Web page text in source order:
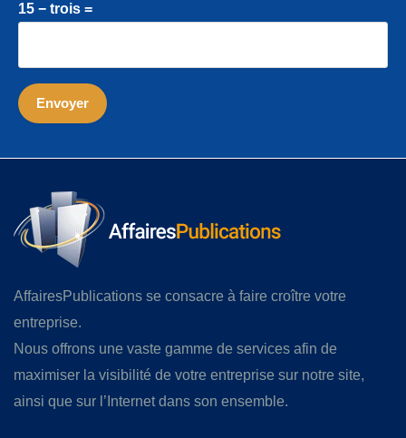
15 − trois =
AffairesPublications se consacre à faire croître votre
entreprise.
Nous offrons une vaste gamme de services afin de
maximiser la visibilité de votre entreprise sur notre site,
ainsi que sur l’Internet dans son ensemble.